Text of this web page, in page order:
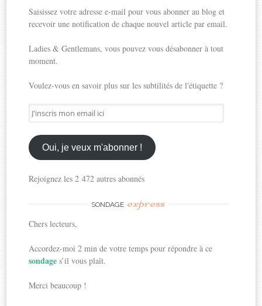
Saisissez votre adresse e-mail pour vous abonner au blog et
recevoir une notification de chaque nouvel article par email.
Ladies & Gentlemans, vous pouvez vous désabonner à tout
moment.
Voulez-vous en savoir plus sur les subtilités de l'étiquette ?
J'inscris
mon
email
ici
Oui, je veux m'abonner !
Rejoignez les 2 472 autres abonnés
SONDAGE express
Chers lecteurs,
Accordez-moi 2 min de votre temps pour répondre à ce
sondages’il vous plaît.
Merci beaucoup !